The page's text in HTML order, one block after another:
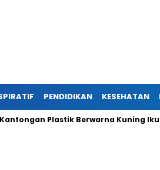
PENDIDIKAN KESEHATAN
Plastik Berwarna Kuning Ikut